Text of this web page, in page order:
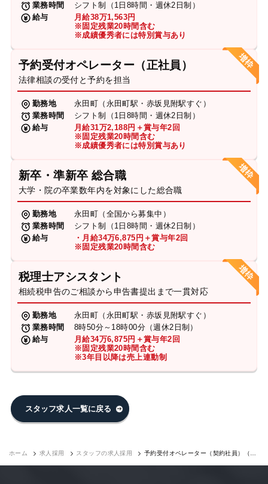
業務時間
シフト制（1日8時間・週休2日制）
給与
月給38万1,563円
※固定残業20時間含む
※成績優秀者には特別賞与あり
予約受付オペレーター（正社員）
法律相談の受付と予約を担当
勤務地
永田町（永田町駅・赤坂見附駅すぐ）
業務時間
シフト制（1日8時間・週休2日制）
給与
月給31万2,188円＋賞与年2回
※固定残業20時間含む
※成績優秀者には特別賞与あり
新卒・準新卒 総合職
大学・院の卒業数年内を対象にした総合職
勤務地
永田町（全国から募集中）
業務時間
シフト制（1日8時間・週休2日制）
給与
・月給34万6,875円＋賞与年2回
※固定残業20時間含む
税理士アシスタント
相続税申告のご相談から申告書提出まで一貫対応
勤務地
永田町（永田町駅・赤坂見附駅すぐ）
業務時間
8時50分～18時00分（週休2日制）
給与
月給34万6,875円＋賞与年2回
※固定残業20時間含む
※3年目以降は売上連動制
スタッフ求人一覧に戻る
ホーム 求人採用 スタッフの求人採用
予約受付オペレーター（契約社員）（永